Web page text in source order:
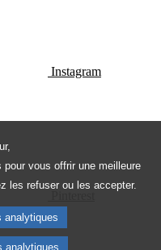
vous offrir une meilleure
les refuser ou les accepter.
analytiques
analytiques
Instagram